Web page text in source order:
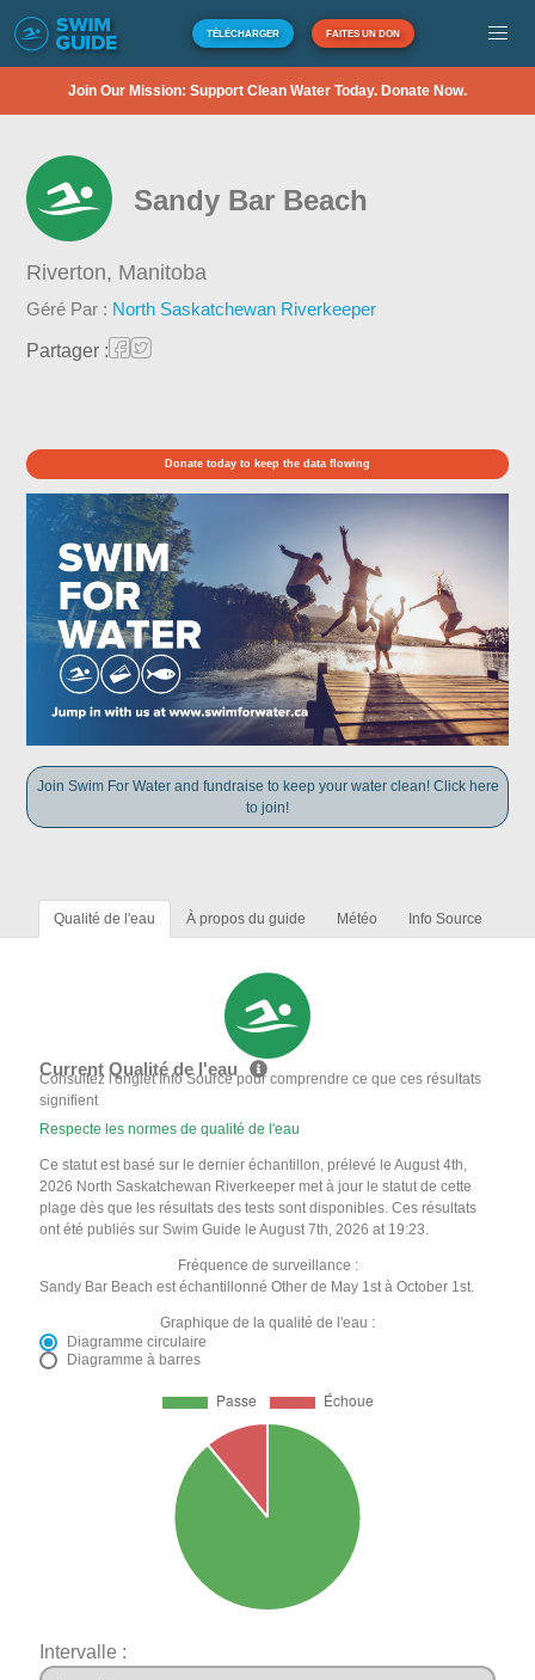
TÉLÉCHARGER FAITES UN DON
Join Our Mission: Support Clean Water Today. Donate Now.
Sandy Bar Beach
Riverton, Manitoba
Géré Par : North Saskatchewan Riverkeeper
Partager :
Donate today to keep the data flowing
Join Swim For Water and fundraise to keep your water clean! Click here
to join!
Qualité de l'eau À propos du guide Météo Info Source
Current Qualité de l'eau
Consultez l'onglet Info Source pour comprendre ce que ces résultats
signifient
Respecte les normes de qualité de l'eau
Ce statut est basé sur le dernier échantillon, prélevé le August 4th,
2026 North Saskatchewan Riverkeeper met à jour le statut de cette
plage dès que les résultats des tests sont disponibles. Ces résultats
ont été publiés sur Swim Guide le August 7th, 2026 at 19:23.
Fréquence de surveillance :
Sandy Bar Beach est échantillonné Other de May 1st à October 1st.
Graphique de la qualité de l'eau :
Diagramme circulaire
Diagramme à barres
Intervalle :